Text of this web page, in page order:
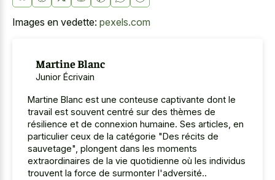
Images en vedette: pexels.com
Martine Blanc
Junior Écrivain
Martine Blanc est une conteuse captivante dont le
travail est souvent centré sur des thèmes de
résilience et de connexion humaine. Ses articles, en
particulier ceux de la catégorie "Des récits de
sauvetage", plongent dans les moments
extraordinaires de la vie quotidienne où les individus
trouvent la force de surmonter l'adversité..